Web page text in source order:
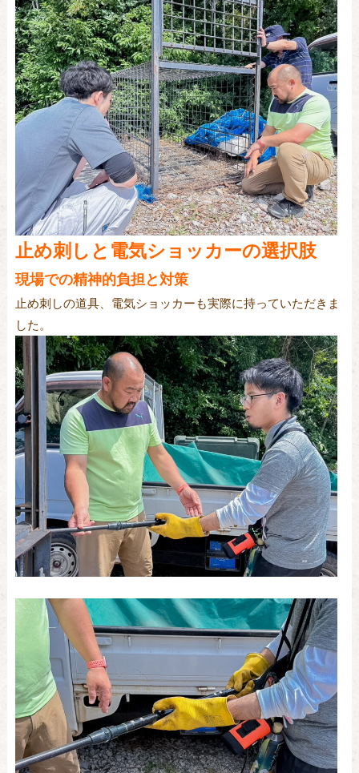
止め刺しと電気ショッカーの選択肢
現場での精神的負担と対策
止め刺しの道具、電気ショッカーも実際に持っていただきま
した。